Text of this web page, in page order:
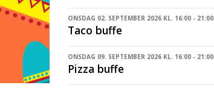
ONSDAG 02. SEPTEMBER 2026 KL. 16:00 - 21:00
Taco buffe
ONSDAG 09. SEPTEMBER 2026 KL. 16:00 - 21:00
Pizza buffe